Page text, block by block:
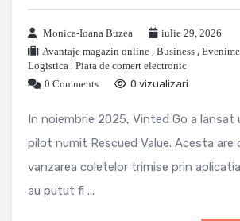
Monica-Ioana Buzea
iulie 29, 2026
Avantaje magazin online , Business ,
Logistica , Piata de comert electronic
0 Comments
0 vizualizari
In noiembrie 2025, Vinted Go a lansat
pilot numit Rescued Value. Acesta are
vanzarea coletelor trimise prin
au putut fi ...